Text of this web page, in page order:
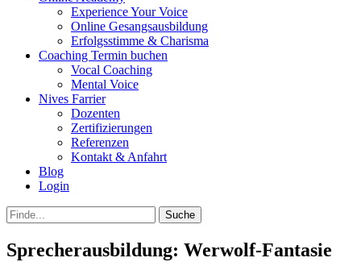
Experience Your Voice
Online Gesangsausbildung
Erfolgsstimme & Charisma
Coaching Termin buchen
Vocal Coaching
Mental Voice
Nives Farrier
Dozenten
Zertifizierungen
Referenzen
Kontakt & Anfahrt
Blog
Login
bei
der
Suche
Suche
nach:
Sprecherausbildung: Werwolf-Fantasie